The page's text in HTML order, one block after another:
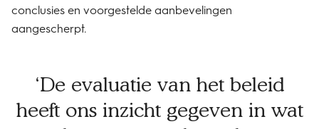
conclusies en voorgestelde aanbevelingen
aangescherpt.
De evaluatie van het beleid
heeft ons inzicht gegeven in wat